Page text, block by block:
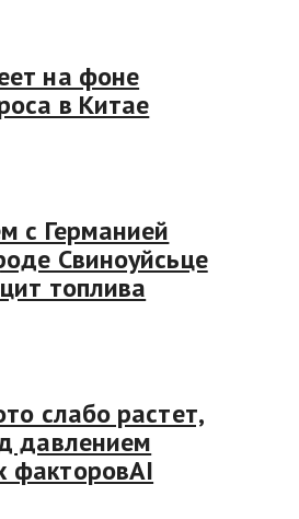
на фоне
в Китае
с Германией
Свиноуйсьце
топлива
слабо растет,
давлением